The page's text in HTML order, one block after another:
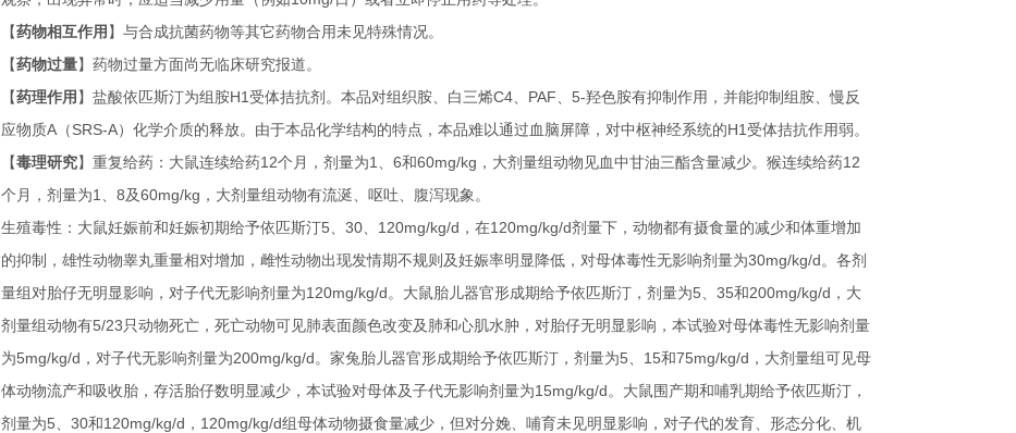
【药物相互作用 】与合成抗菌药物等其它药物合用未见特殊情况。
【药物过量】药物过量方面尚无临床研究报道。
【药理作用 】盐酸依匹斯汀为组胺H1受体拮抗剂。本品对组织胺、白三烯C4 PAF 5-羟色胺有抑制作用，并能抑制组胺、慢反
应物质A （SRS-A）化学介质的释放。由于本品化学结构的特点，本品难以通过血脑屏障，对中枢神经系统的H1受体拮抗作用弱。
【毒理研究】重复给药：大鼠连续给药12个月，剂量为1 6和60mg/kg ，大剂量组动物见血中甘油三酯含量减少。猴连续给药12
个月，剂量为1 8及60mg/kg ，大剂量组动物有流涎、呕吐、腹泻现象。
生殖毒性：大鼠妊娠前和妊娠初期给予依匹斯汀5 30 120mg/kg/d ，在120mg/kg/d剂量下，动物都有摄食量的减少和体重增加
的抑制，雄性动物睾丸重量相对增加，雌性动物出现发情期不规则及妊娠率明显降低，对母体毒性无影响剂量为30mg/kg/d。各剂
量组对胎仔无明显影响，对子代无影响剂量为120mg/kg/d。大鼠胎儿器官形成期给予依匹斯汀，剂量为5 35和200mg/kg/d ，大
剂量组动物有5/23只动物死亡，死亡动物可见肺表面颜色改变及肺和心肌水肿，对胎仔无明显影响，本试验对母体毒性无影响剂量
为5mg/kg/d ，对子代无影响剂量为200mg/kg/d。家兔胎儿器官形成期给予依匹斯汀，剂量为5 15和75mg/kg/d ，大剂量组可见母
体动物流产和吸收胎，存活胎仔数明显减少，本试验对母体及子代无影响剂量为15mg/kg/d。大鼠围产期和哺乳期给予依匹斯汀，
剂量为5 30和120mg/kg/d ， 120mg/kg/d组母体动物摄食量减少，但对分娩、哺育未见明显影响，对子代的发育、形态分化、机